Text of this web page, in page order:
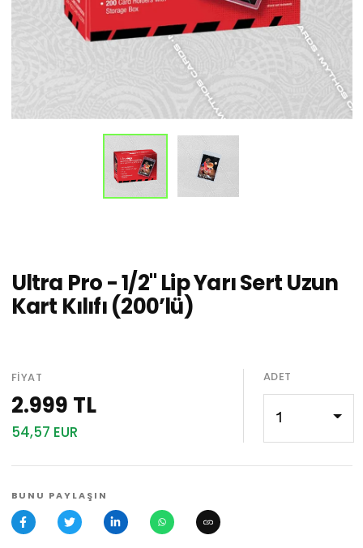
Ultra Pro - 1/2" Lip Yarı Sert Uzun
Kart Kılıfı (200’lü)
FIYAT
2.999 TL
54,57 EUR
ADET
1
BUNU PAYLAŞIN